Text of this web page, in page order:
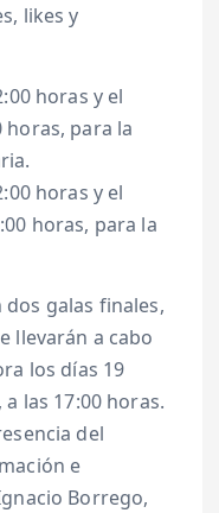
likes y
horas y el
horas, para la
horas y el
horas, para la
galas finales,
llevarán a cabo
los días 19
a las 17:00 horas.
del
e
Borrego,